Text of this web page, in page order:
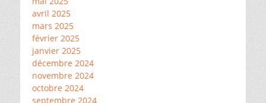
avril 2025
mars 2025
février 2025
janvier 2025
décembre 2024
novembre 2024
octobre 2024
septembre 2024